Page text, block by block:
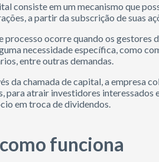
consiste em um mecanismo que
a partir da subscrição de suas
processo ocorre quando os gestores
necessidade específica, como
entre outras demandas.
da chamada de capital, a empresa
para atrair investidores
em troca de dividendos.
funciona